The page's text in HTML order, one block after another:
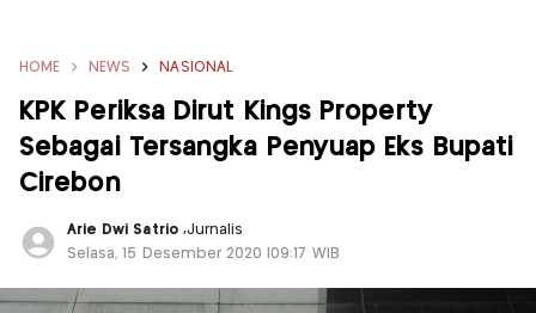
HOME NEWS NASIONAL
KPK Periksa Dirut Kings Property
Sebagai Tersangka Penyuap Eks Bupati
Cirebon
Arie Dwi Satrio ,Jurnalis
Selasa, 15 Desember 2020 |09:17 WIB